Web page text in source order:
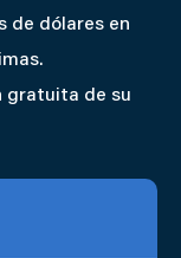
de dólares en
gratuita de su